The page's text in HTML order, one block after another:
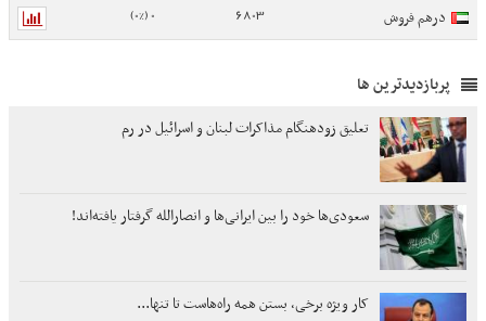
درهم فروش 6803
0 (0%)
پربازدیدترین ها
تعلیق زودهنگام مذاکرات لبنان و اسرائیل در رم
سعودی‌ها خود را بین ایرانی‌ها و انصارالله گرفتار یافته‌اند!
کار ویژه برخی، بستن همه راه‌هاست تا تنها...